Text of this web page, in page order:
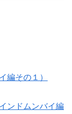
編その１）
ンドムンバイ編